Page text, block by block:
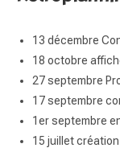
13 décembre
18 octobre
27 septembre
17 septembre
1er septembre
15 juillet